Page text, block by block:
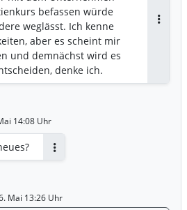
befassen würde
weglässt. Ich kenne
aber es scheint mir
und demnächst wird es
denke ich.
14:08 Uhr
Mai 13:26 Uhr